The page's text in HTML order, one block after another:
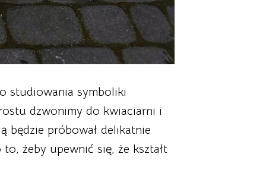
studiowania symboliki
dzwonimy do kwiaciarni i
będzie próbował delikatnie
to, żeby upewnić się, że kształt